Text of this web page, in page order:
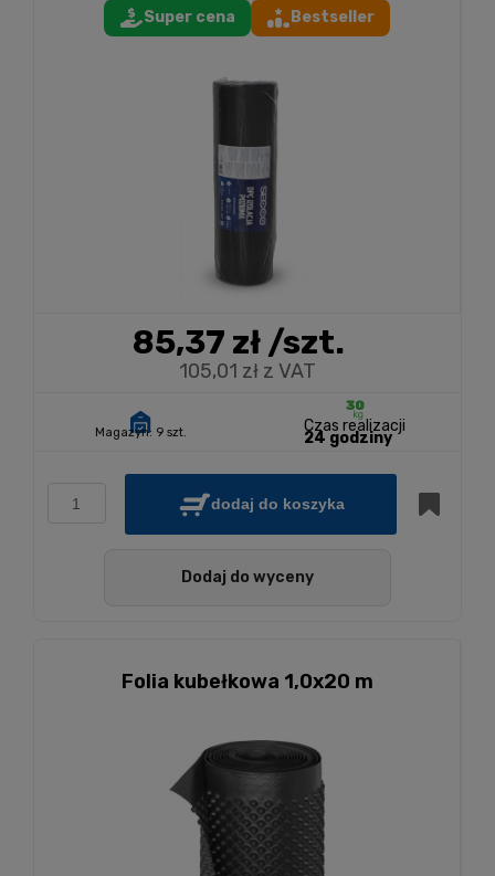
Super cena Bestseller
85,37 zł/szt.
105,01 zł z VAT
Magazyn: 9 szt. Czas realizacji
24 godziny
dodaj do koszyka
Dodaj do wyceny
Folia kubełkowa 1,0x20 m